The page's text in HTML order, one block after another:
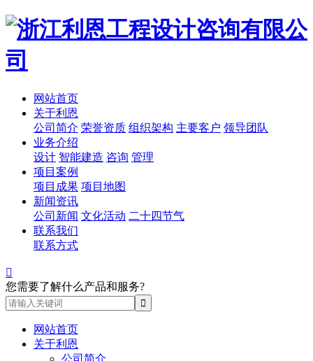
网站首页
关于利恩
公司简介 荣誉资质 组织架构 主要客户 领导团队
业务介绍
设计 智能建造 咨询 管理
项目案例
项目成果 项目地图
新闻资讯
公司新闻 文化活动 二十四节气
联系我们
联系方式

您需要了解什么产品和服务?
网站首页
关于利恩
公司简介